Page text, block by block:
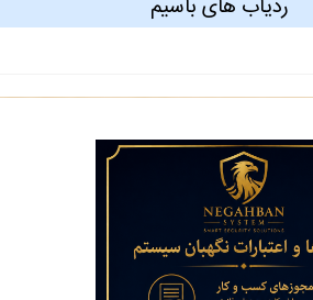
ردیاب های باسیم